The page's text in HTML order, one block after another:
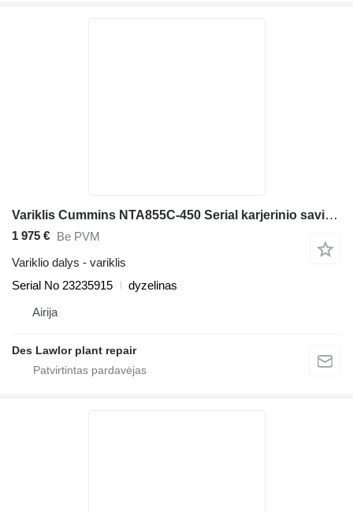
Variklis Cummins NTA855C-450 Serial karjerinio savivarčio Barford RD40
1 975 € Be PVM
Variklio dalys - variklis
Serial No 23235915
dyzelinas
Airija
Des Lawlor plant repair